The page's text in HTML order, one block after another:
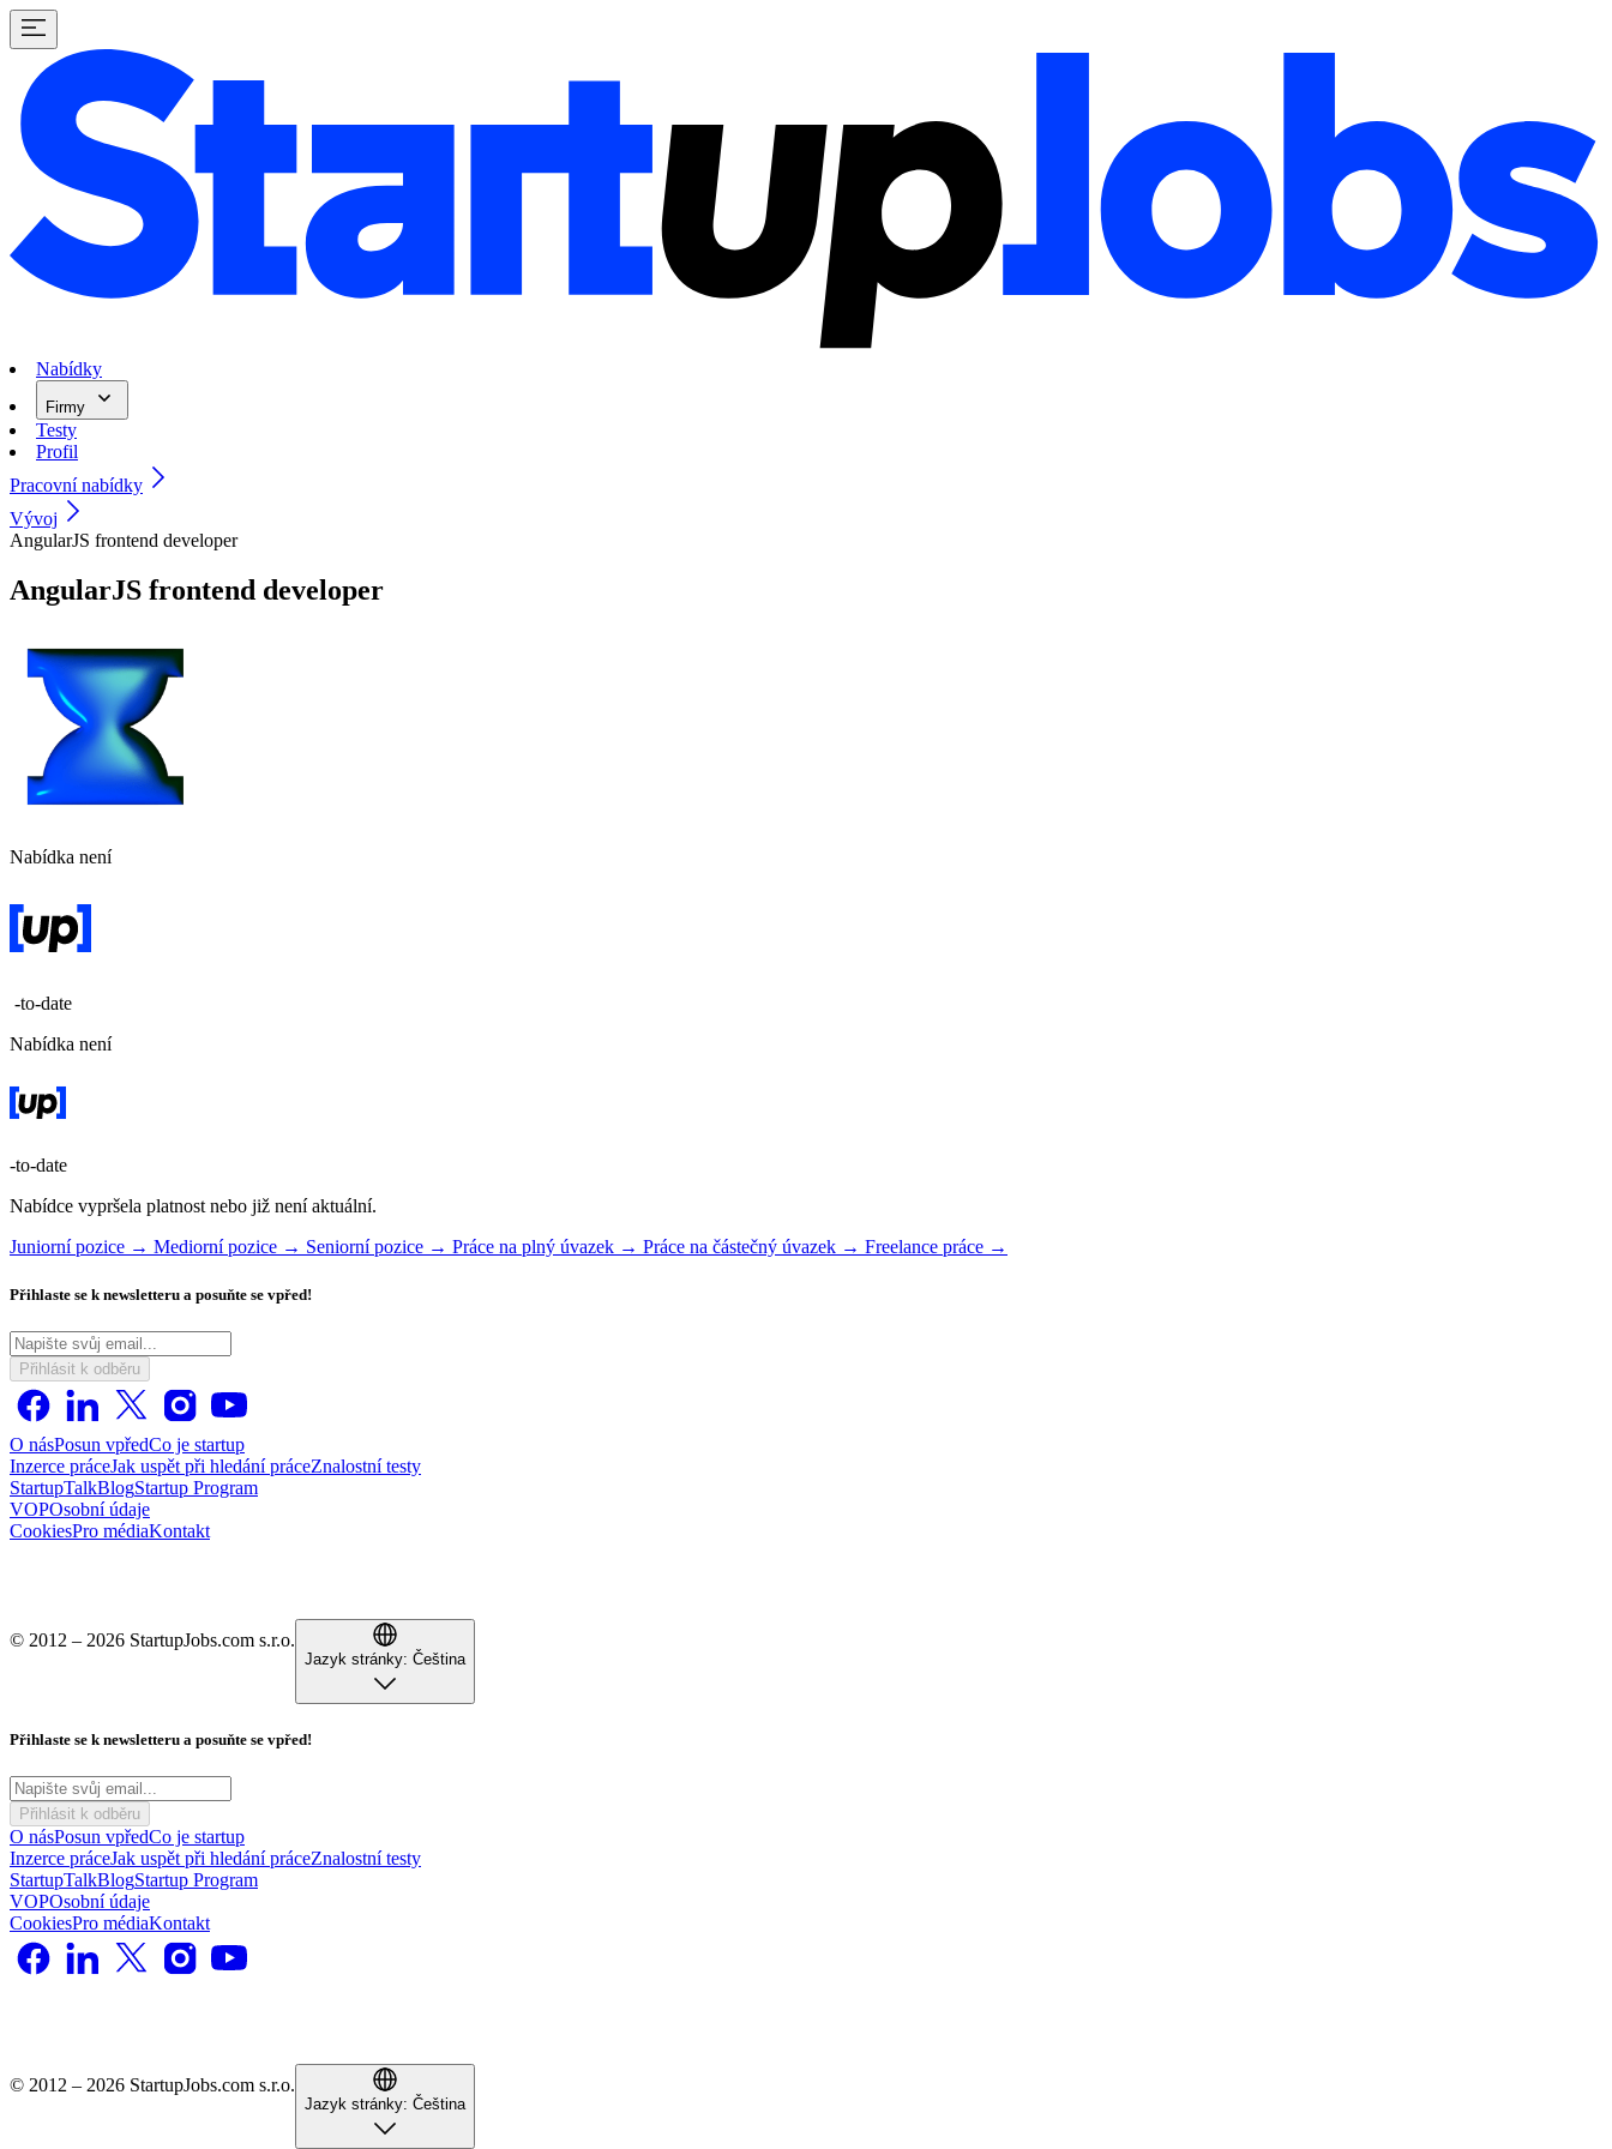
Nabídky
Firmy
Testy
Profil
Pracovní nabídky
Vývoj
AngularJS frontend developer
AngularJS frontend developer
Nabídka není
-to-date
Nabídka není
-to-date
Nabídce vypršela platnost nebo již není aktuální.
Juniorní pozice → Mediorní pozice → Seniorní pozice → Práce na plný úvazek → Práce na částečný úvazek → Freelance práce →
Přihlaste se k newsletteru a posuňte se vpřed!
Přihlásit k odběru
O násPosun vpředCo je startup
Inzerce práceJak uspět při hledání práceZnalostní testy
StartupTalkBlogStartup Program
VOPOsobní údaje
CookiesPro médiaKontakt
© 2012 – 2026 StartupJobs.com s.r.o.
Jazyk stránky: Čeština
Přihlaste se k newsletteru a posuňte se vpřed!
Přihlásit k odběru
O násPosun vpředCo je startup
Inzerce práceJak uspět při hledání práceZnalostní testy
StartupTalkBlogStartup Program
VOPOsobní údaje
CookiesPro médiaKontakt
© 2012 – 2026 StartupJobs.com s.r.o.
Jazyk stránky: Čeština